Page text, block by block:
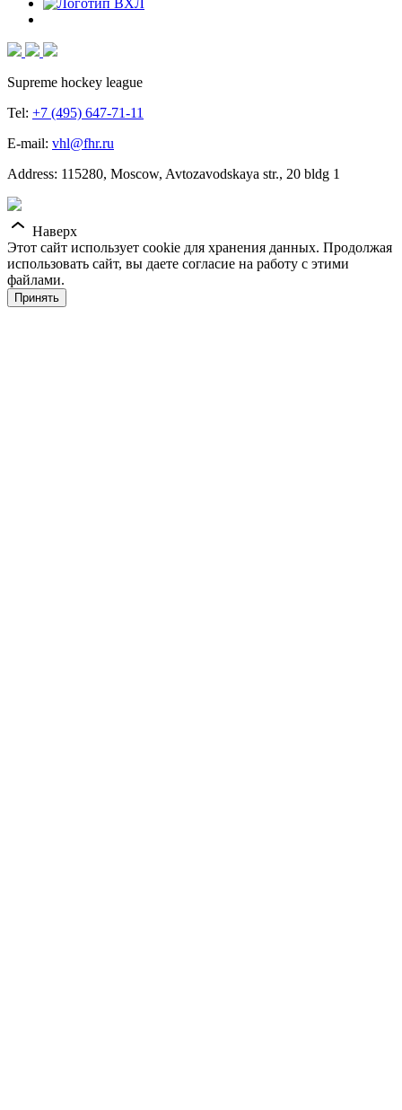
Supreme hockey league
Tel: +7 (495) 647-71-11
E-mail: vhl@fhr.ru
Address: 115280, Moscow, Avtozavodskaya str., 20 bldg 1
Наверх
Этот сайт использует cookie для хранения данных. Продолжая
использовать сайт, вы даете согласие на работу с этими
файлами.
Принять